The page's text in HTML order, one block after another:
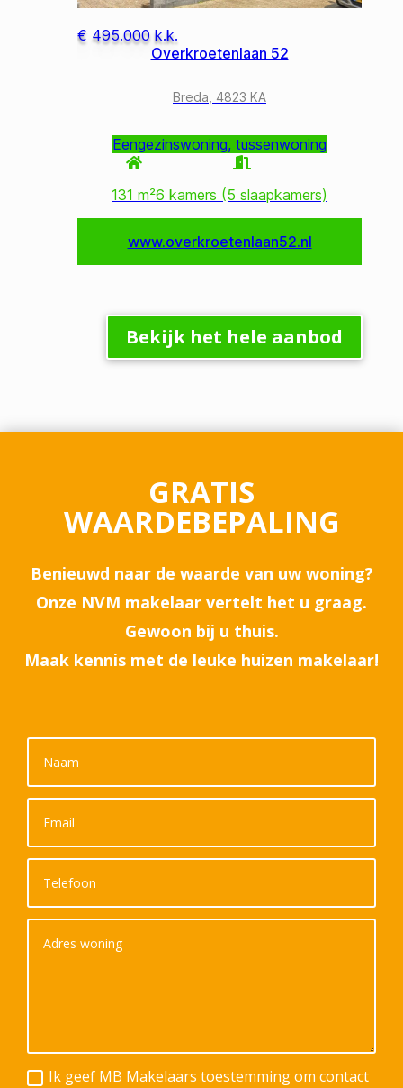
Bekijk het hele aanbod
GRATIS
WAARDEBEPALING
Benieuwd naar de waarde van uw woning?
Onze NVM makelaar vertelt het u graag.
Gewoon bij u thuis.
Maak kennis met de leuke huizen makelaar!
Ik geef MB Makelaars toestemming om contact